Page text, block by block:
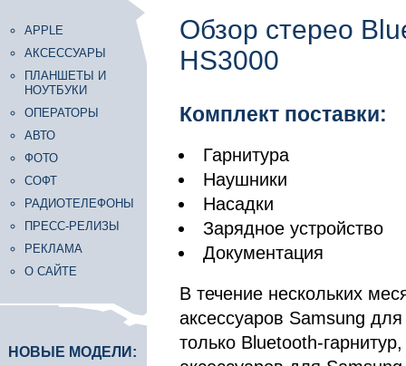
APPLE
АКСЕССУАРЫ
ПЛАНШЕТЫ И
НОУТБУКИ
ОПЕРАТОРЫ
АВТО
ФОТО
СОФТ
РАДИОТЕЛЕФОНЫ
ПРЕСС-РЕЛИЗЫ
РЕКЛАМА
О САЙТЕ
НОВЫЕ МОДЕЛИ:
Обзор стерео
HS3000
Комплект поставки:
Гарнитура
Наушники
Насадки
Зарядное устройство
Документация
В течение нескольких
аксессуаров Samsung
только Bluetooth-